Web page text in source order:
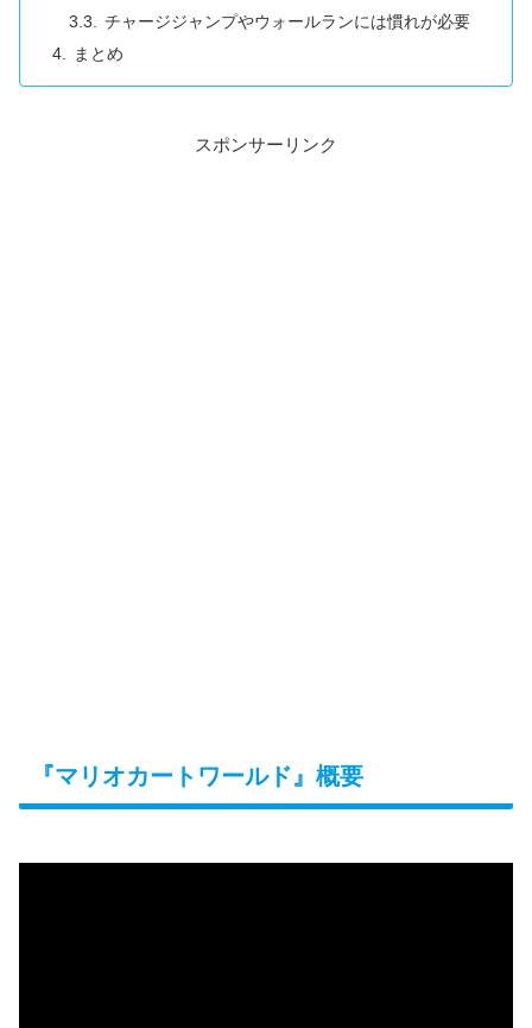
チャージジャンプやウォールランには慣れが必要
まとめ
スポンサーリンク
『マリオカートワールド』概要